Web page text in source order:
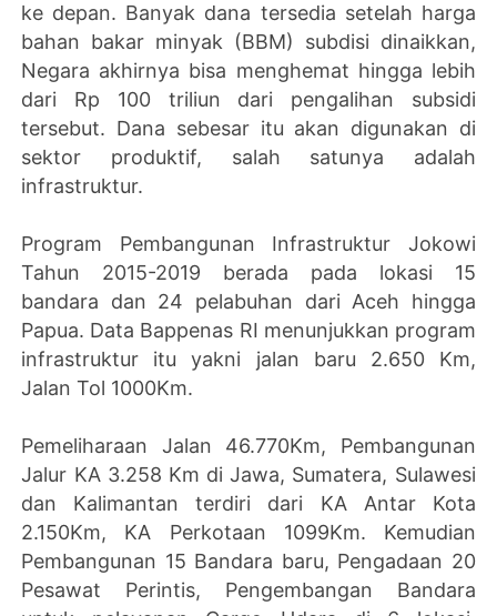
ke depan. Banyak dana tersedia setelah harga
bahan bakar minyak (BBM) subdisi dinaikkan,
Negara akhirnya bisa menghemat hingga lebih
dari Rp 100 triliun dari pengalihan subsidi
tersebut. Dana sebesar itu akan digunakan di
sektor produktif, salah satunya adalah
infrastruktur.
Program Pembangunan Infrastruktur Jokowi
Tahun 2015-2019 berada pada lokasi 15
bandara dan 24 pelabuhan dari Aceh hingga
Papua. Data Bappenas RI menunjukkan program
infrastruktur itu yakni jalan baru 2.650 Km,
Jalan Tol 1000Km.
Pemeliharaan Jalan 46.770Km, Pembangunan
Jalur KA 3.258 Km di Jawa, Sumatera, Sulawesi
dan Kalimantan terdiri dari KA Antar Kota
2.150Km, KA Perkotaan 1099Km. Kemudian
Pembangunan 15 Bandara baru, Pengadaan 20
Pesawat Perintis, Pengembangan Bandara